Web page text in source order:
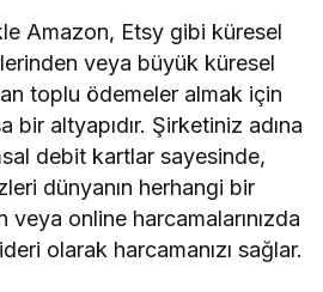
Amazon, Etsy gibi küresel
veya büyük küresel
toplu ödemeler almak için
bir altyapıdır. Şirketiniz adına
debit kartlar sayesinde,
dünyanın herhangi bir
veya online harcamalarınızda
olarak harcamanızı sağlar.